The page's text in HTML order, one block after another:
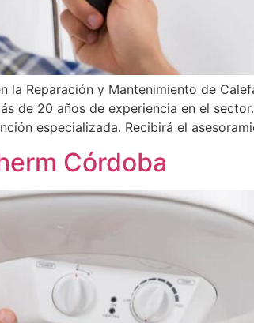
la Reparación y Mantenimiento de
de 20 años de experiencia en el
especializada. Recibirá el
Córdoba